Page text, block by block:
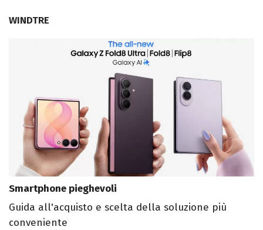
WINDTRE
Smartphone pieghevoli
Guida all'acquisto e scelta della soluzione più
conveniente